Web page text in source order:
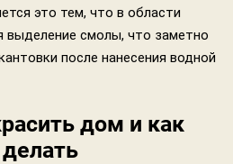
это тем, что в области
выделение смолы, что заметно
после нанесения водной
дом и как